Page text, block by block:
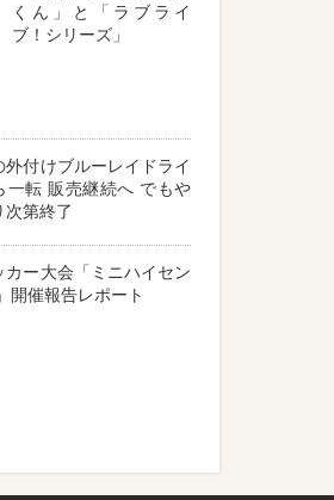
くん」と「ラブライ
ブ！シリーズ」
付けブルーレイドライ
一転 販売継続へ でもや
次第終了
カー大会「ミニハイセン
開催報告レポート